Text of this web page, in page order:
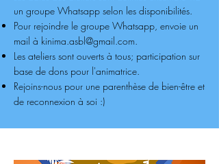
un groupe Whatsapp selon les disponibilités.
Pour rejoindre le groupe Whatsapp, envoie un
mail à kinima.asbl@gmail.com.
Les ateliers sont ouverts à tous; participation sur
base de dons pour l'animatrice.
Rejoins-nous pour une parenthèse de bien-être et
de reconnexion à soi :)